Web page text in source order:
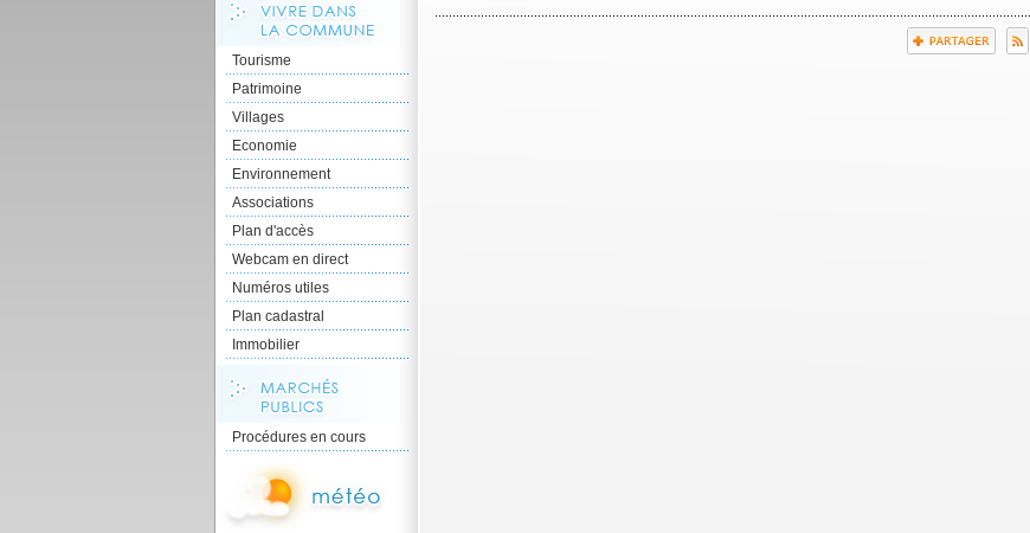
Tourisme
Patrimoine
Villages
Economie
Environnement
Associations
Plan d'accès
Webcam en direct
Numéros utiles
Plan cadastral
Immobilier
Procédures en cours